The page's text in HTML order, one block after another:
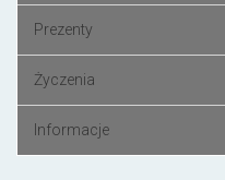
Prezenty
Życzenia
Informacje